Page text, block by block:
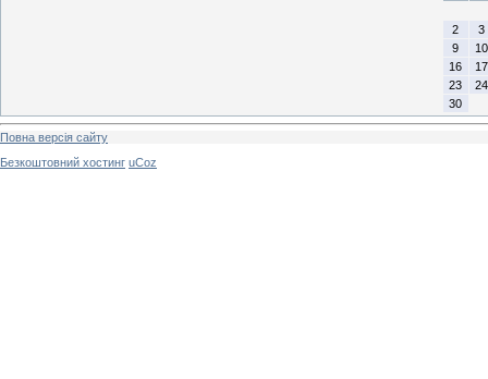
2
3
9
10
16
17
23
24
30
Повна версія сайту
Безкоштовний хостинг uCoz